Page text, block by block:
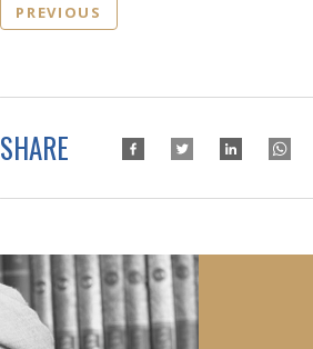
PREVIOUS
SHARE